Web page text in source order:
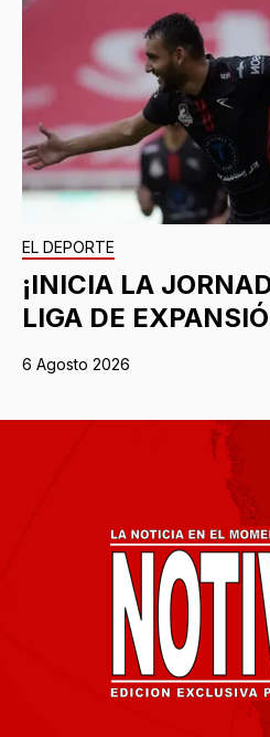
EL DEPORTE
¡INICIA LA
LIGA DE
6 Agosto 2026